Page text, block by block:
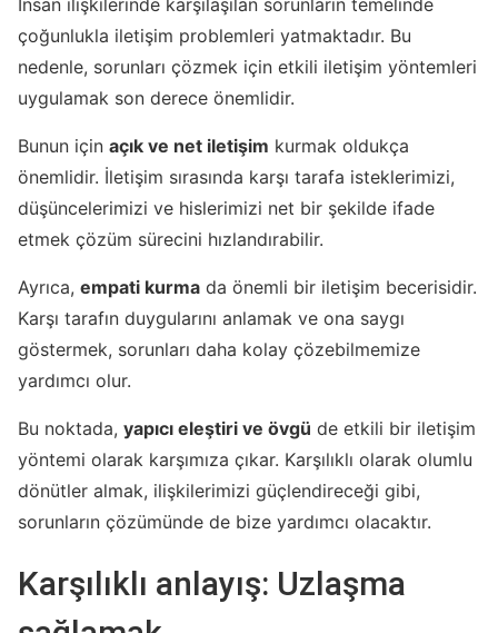
İnsan ilişkilerinde karşılaşılan sorunların temelinde
çoğunlukla iletişim problemleri yatmaktadır. Bu
nedenle, sorunları çözmek için etkili iletişim yöntemleri
uygulamak son derece önemlidir.
Bunun için açık ve net iletişim kurmak oldukça
önemlidir. İletişim sırasında karşı tarafa isteklerimizi,
düşüncelerimizi ve hislerimizi net bir şekilde ifade
etmek çözüm sürecini hızlandırabilir.
Ayrıca, empati kurma da önemli bir iletişim becerisidir.
Karşı tarafın duygularını anlamak ve ona saygı
göstermek, sorunları daha kolay çözebilmemize
yardımcı olur.
Bu noktada, yapıcı eleştiri ve övgü de etkili bir iletişim
yöntemi olarak karşımıza çıkar. Karşılıklı olarak olumlu
dönütler almak, ilişkilerimizi güçlendireceği gibi,
sorunların çözümünde de bize yardımcı olacaktır.
Karşılıklı anlayış: Uzlaşma